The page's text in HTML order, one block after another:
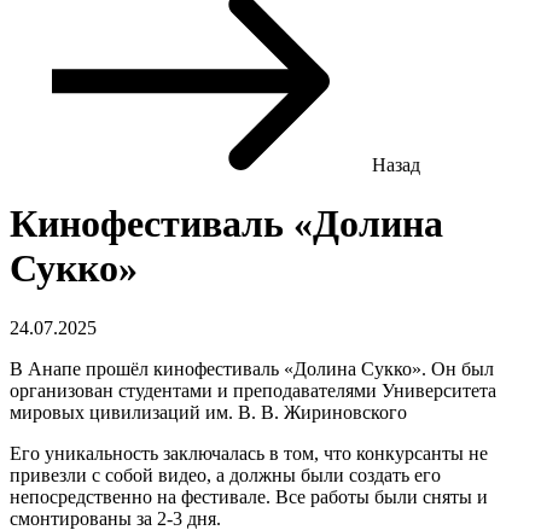
Назад
Кинофестиваль «Долина
Сукко»
24.07.2025
В Анапе прошёл кинофестиваль «Долина Сукко». Он был
организован студентами и преподавателями Университета
мировых цивилизаций им. В. В. Жириновского
Его уникальность заключалась в том, что конкурсанты не
привезли с собой видео, а должны были создать его
непосредственно на фестивале. Все работы были сняты и
смонтированы за 2-3 дня.